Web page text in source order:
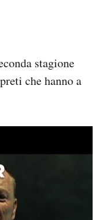
stagione
che hanno a